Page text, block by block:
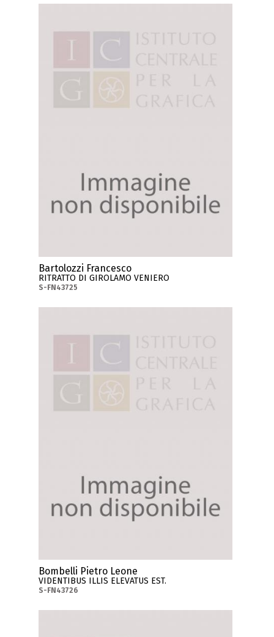
Bartolozzi Francesco
RITRATTO DI GIROLAMO VENIERO
S-FN43725
Bombelli Pietro Leone
VIDENTIBUS ILLIS ELEVATUS EST.
S-FN43726